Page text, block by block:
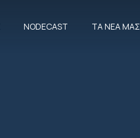
NODECAST ΤΑ ΝΈΑ ΜΑΣ